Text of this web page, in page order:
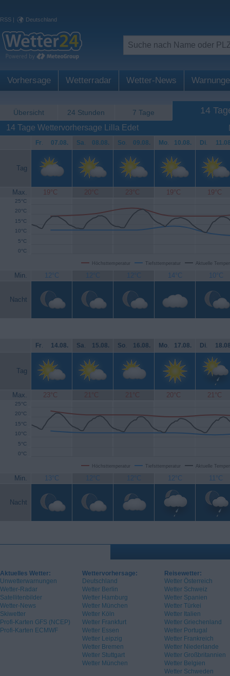
RSS | Deutschland
Vorhersage Wetterradar Wetter-News
Übersicht 24 Stunden 7 Tage 14
14 Tage Wettervorhersage Lilla Edet
Fr. 07.08. Sa. 08.08. So. 09.08. Mo. 10.08. Di.
Tag
Max. 19°C 20°C 23°C 19°C 19°C
Höchsttemperatur Tiefsttemperatur Aktuelle
0°C
5°C
10°C
15°C
20°C
25°C
Min. 12°C 12°C 12°C 14°C 10°C
Nacht
Fr. 14.08. Sa. 15.08. So. 16.08. Mo. 17.08. Di.
Tag
Max. 23°C 21°C 21°C 20°C 21°C
Höchsttemperatur Tiefsttemperatur Aktuelle
0°C
5°C
10°C
15°C
20°C
25°C
Min. 13°C 12°C 12°C 12°C 11°C
Nacht
Aktuelles Wetter:
Unwetterwarnungen
Wetter-Radar
Satellitenbilder
Wetter-News
Skiwetter
Profi-Karten GFS (NCEP)
Profi-Karten ECMWF
Wettervorhersage:
Deutschland
Wetter Berlin
Wetter Hamburg
Wetter München
Wetter Köln
Wetter Frankfurt
Wetter Essen
Wetter Leipzig
Wetter Bremen
Wetter Stuttgart
Wetter München
Reisewetter:
Wetter Österreich
Wetter Schweiz
Wetter Spanien
Wetter Türkei
Wetter Italien
Wetter Griechenland
Wetter Portugal
Wetter Frankreich
Wetter Niederlande
Wetter Großbritannien
Wetter Belgien
Wetter Schweden